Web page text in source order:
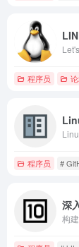
程序员
程序员 #
深
构